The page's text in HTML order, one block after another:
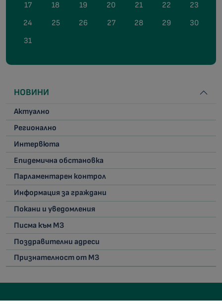
17
18 19 20 21 22
23
24
25 26 27 28 29
30
31
НОВИНИ
Актуално
Регионално
Интервюта
Епидемична обстановка
Парламентарен контрол
Информация за граждани
Покани и уведомления
Писма към МЗ
Поздравителни адреси
Признателност от МЗ